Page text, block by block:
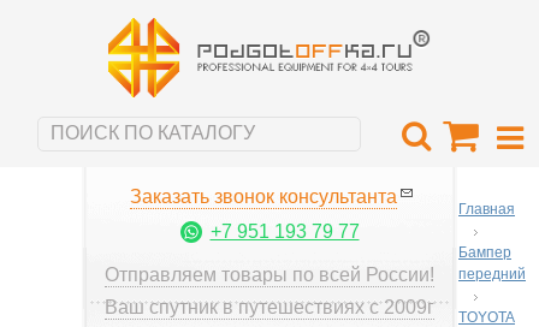
Заказать звонок консультанта
+7 951 193 79 77
Отправляем товары по всей России!
Ваш спутник в путешествиях с 2009г
Главная
Бампер
передний
TOYOTA